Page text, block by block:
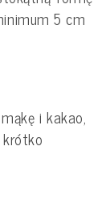
5 cm
i kakao,